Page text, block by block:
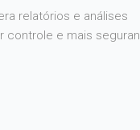
relatórios e análises
e mais